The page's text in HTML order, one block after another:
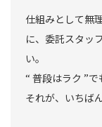
仕組みとして無
に、委託スタッ
い。
“ 普段はラク ”で
それが、いちば